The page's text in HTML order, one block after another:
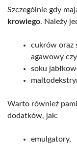
Szczególnie gdy
krowiego. Należy
cukrów oraz
agawowy
soku
Warto również
dodatków, jak:
emulgatory,